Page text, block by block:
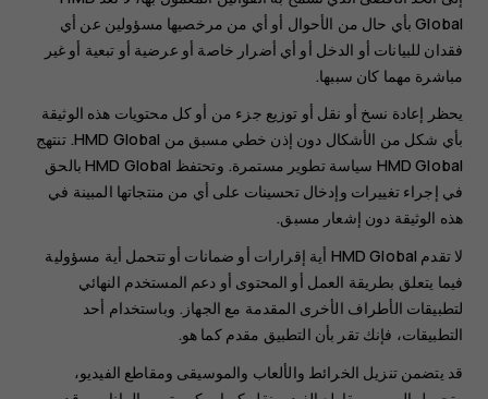
Global بأي حال من الأحوال أو أي من مرخصيها مسؤولين عن أي
فقدان للبيانات أو الدخل أو أي أضرار خاصة أو عرضية أو تبعية أو غير
مباشرة مهما كان سببها.
يحظر إعادة نسخ أو نقل أو توزيع جزء من أو كل محتويات هذه الوثيقة
بأي شكل من الأشكال دون إذن خطي مسبق من HMD Global. تنتهج
HMD Global سياسة تطوير مستمرة. وتحتفظ HMD Global بالحق
في إجراء تغييرات وإدخال تحسينات على أي من منتجاتها المبينة في
هذه الوثيقة دون إشعار مسبق.
لا تقدم HMD Global أية إقرارات أو ضمانات أو تتحمل أية مسؤولية
فيما يتعلق بطريقة العمل أو المحتوى أو دعم المستخدم النهائي
لتطبيقات الأطراف الأخرى المقدمة مع الجهاز. وباستخدام أحد
التطبيقات، فإنك تقر بأن التطبيق مقدم كما هو.
قد يتضمن تنزيل الخرائط والألعاب والموسيقى ومقاطع الفيديو،